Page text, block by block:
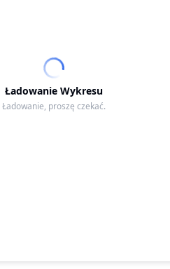
Ładowanie Wykresu
Ładowanie, proszę czekać.